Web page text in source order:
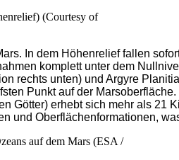
(Courtesy of
In dem Höhenrelief fallen
komplett unter dem
rechts unten) und Argyre
Punkt auf der
Götter) erhebt sich mehr als 21
und Oberflächenformationen,